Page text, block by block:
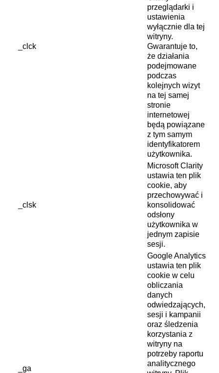
_clck
przeglądarki i
ustawienia
wyłącznie dla tej
witryny.
Gwarantuje to,
że działania
podejmowane
podczas
kolejnych wizyt
na tej samej
stronie
internetowej
będą powiązane
z tym samym
identyfikatorem
użytkownika.
_clsk
Microsoft Clarity
ustawia ten plik
cookie, aby
przechowywać i
konsolidować
odsłony
użytkownika w
jednym zapisie
sesji.
_ga
Google Analytics
ustawia ten plik
cookie w celu
obliczania
danych
odwiedzających,
sesji i kampanii
oraz śledzenia
korzystania z
witryny na
potrzeby raportu
analitycznego